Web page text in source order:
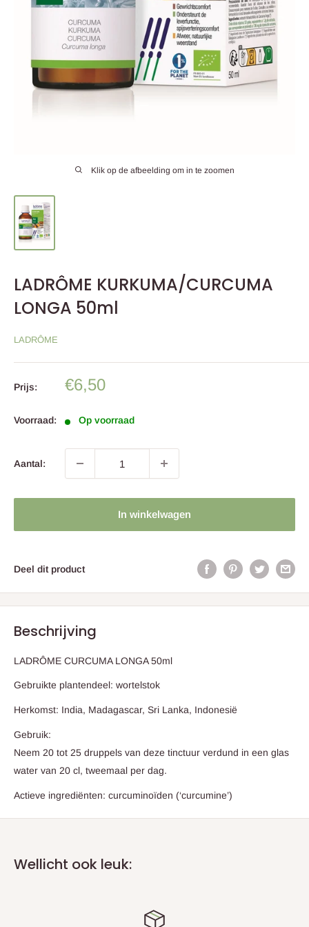
Klik op de afbeelding om in te zoomen
LADRÔME KURKUMA/CURCUMA
LONGA 50ml
LADRÔME
Prijs:
Sale
€6,50
Voorraad: Op voorraad
Aantal:
In winkelwagen
Deel dit product
Beschrijving
LADRÔME CURCUMA LONGA 50ml
Gebruikte plantendeel: wortelstok
Herkomst: India, Madagascar, Sri Lanka, Indonesië
Gebruik:
Neem 20 tot 25 druppels van deze tinctuur verdund in een glas
water van 20 cl, tweemaal per dag.
Actieve ingrediënten: curcuminoïden (‘curcumine’)
Wellicht ook leuk: